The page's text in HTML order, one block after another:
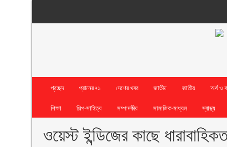
প্রচ্ছদ প্রানের’৭১ দেশের খবর জাতীয় জাতীয়
অর্থ ও
শিক্ষা
শিল্প-সাহিত্য সম্পাদকীয় সামাজিক-মাধ্যম স্বাস্থ্য
ওয়েস্ট ইন্ডিজের কাছে